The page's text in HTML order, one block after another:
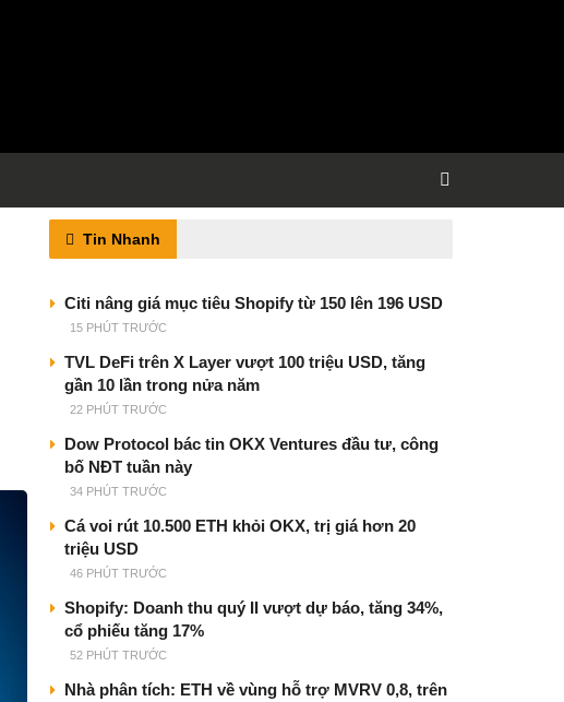
Tin Nhanh
Citi nâng giá mục tiêu Shopify từ 150 lên 196 USD
15 PHÚT TRƯỚC
TVL DeFi trên X Layer vượt 100 triệu USD, tăng
gần 10 lần trong nửa năm
22 PHÚT TRƯỚC
Dow Protocol bác tin OKX Ventures đầu tư, công
bố NĐT tuần này
34 PHÚT TRƯỚC
Cá voi rút 10.500 ETH khỏi OKX, trị giá hơn 20
triệu USD
46 PHÚT TRƯỚC
Shopify: Doanh thu quý II vượt dự báo, tăng 34%,
cổ phiếu tăng 17%
52 PHÚT TRƯỚC
Nhà phân tích: ETH về vùng hỗ trợ MVRV 0,8, trên